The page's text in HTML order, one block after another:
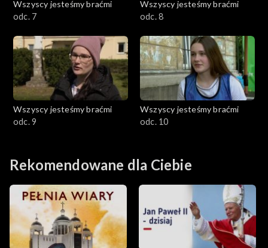
Wszyscy jesteśmy braćmi
odc. 7
Wszyscy jesteśmy braćmi
odc. 8
Wszyscy jesteśmy braćmi
odc. 9
Wszyscy jesteśmy braćmi
odc. 10
Rekomendowane dla Ciebie